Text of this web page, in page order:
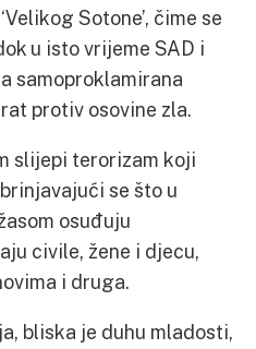
Sotone’, čime se
u isto vrijeme SAD i
samoproklamirana
protiv osovine zla.
slijepi terorizam koji
se što u
osuđuju
civile, žene i djecu,
i druga.
bliska je duhu mladosti,